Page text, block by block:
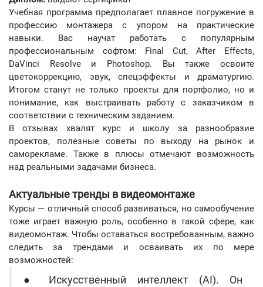
Учебная программа предполагает плавное погружение в
профессию монтажера с упором на практические
навыки. Вас научат работать с популярным
профессиональным софтом: Final Cut, After Effects,
DaVinci Resolve и Photoshop. Вы также освоите
цветокоррекцию, звук, спецэффекты и драматургию.
Итогом станут не только проекты для портфолио, но и
понимание, как выстраивать работу с заказчиком в
соответствии с техническим заданием.
В отзывах хвалят курс и школу за разнообразие
проектов, полезные советы по выходу на рынок и
саморекламе. Также в плюсы отмечают возможность
над реальными задачами бизнеса.
Актуальные тренды в видеомонтаже
Курсы — отличный способ развиваться, но самообучение
тоже играет важную роль, особенно в такой сфере, как
видеомонтаж. Чтобы оставаться востребованным, важно
следить за трендами и осваивать их по мере
возможностей:
● Искусственный интеллект (AI). Он